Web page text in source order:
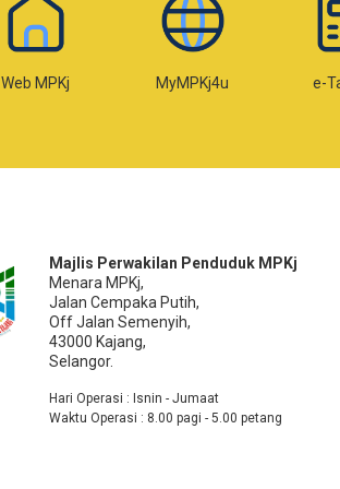
MyMPKj4u e-Taksiran
Majlis Perwakilan Penduduk MPKj
Menara MPKj,
Jalan Cempaka Putih,
Off Jalan Semenyih,
43000 Kajang,
Selangor.
Hari Operasi : Isnin - Jumaat
Waktu Operasi : 8.00 pagi - 5.00 petang